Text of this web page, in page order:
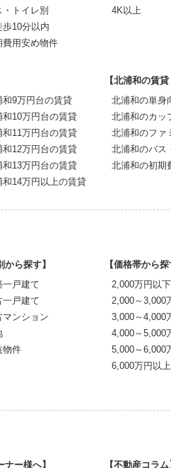
・トイレ別
歩10分以内
費用安め物件
4K以上
和9万円台の賃貸
和10万円台の賃貸
和11万円台の賃貸
和12万円台の賃貸
和13万円台の賃貸
和14万円以上の賃貸
【北浦和の賃
北浦和の単身
北浦和のカッ
北浦和のファ
北浦和のバス
北浦和の初期
から探す】
一戸建て
一戸建て
マンション
物件
【価格帯から探
2,000万円以下
2,000～3,000
3,000～4,000
4,000～5,000
5,000～6,000
6,000万円以上
ナー様へ】 【不動産コラム